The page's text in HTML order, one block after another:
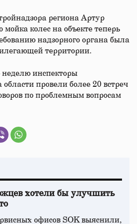
региона Артур
мойка колес на объекте теперь
надзорного органа была
территории.
инспекторы
области провели более 20 встреч
по проблемным вопросам
хотели бы улучшить
офисов SOK выяснили,